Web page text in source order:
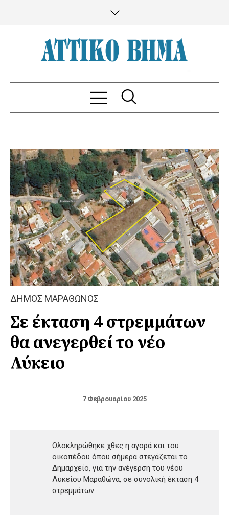
ΔΗΜΟΣ ΜΑΡΑΘΩΝΟΣ
Σε έκταση 4 στρεμμάτων
θα ανεγερθεί το νέο
Λύκειο
7 Φεβρουαρίου 2025
Ολοκληρώθηκε χθες η αγορά και του
οικοπέδου όπου σήμερα στεγάζεται το
Δημαρχείο, για την ανέγερση του νέου
Λυκείου Μαραθώνα, σε συνολική έκταση 4
στρεμμάτων.